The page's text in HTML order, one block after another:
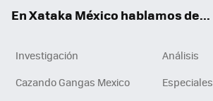
En Xataka México hablamos de...
Investigación
Análisis
Cazando Gangas Mexico
Especiales